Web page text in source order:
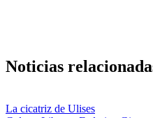
Noticias
La cicatriz de Ulises